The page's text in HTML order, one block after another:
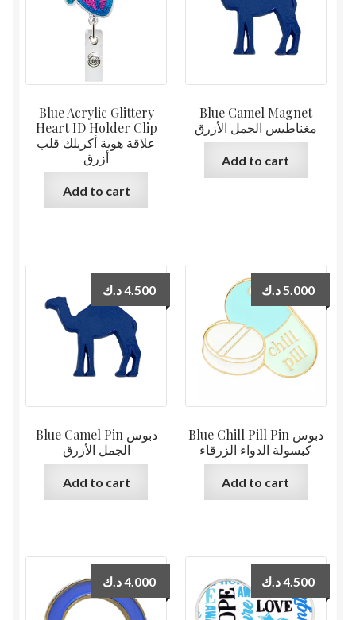
Blue Acrylic Glittery
Heart ID Holder Clip
علاقة هوية أكريلك قلب
أزرق
Add to cart
Blue Camel Magnet
مغناطيس الجمل الأزرق
Add to cart
Blue Camel Pin دبوس
الجمل الأزرق
4.500د.ك
Add to cart
Blue Chill Pill Pin دبوس
كبسولة الدواء الزرقاء
5.000 د.ك
Add to cart
4.000د.ك 4.500د.ك